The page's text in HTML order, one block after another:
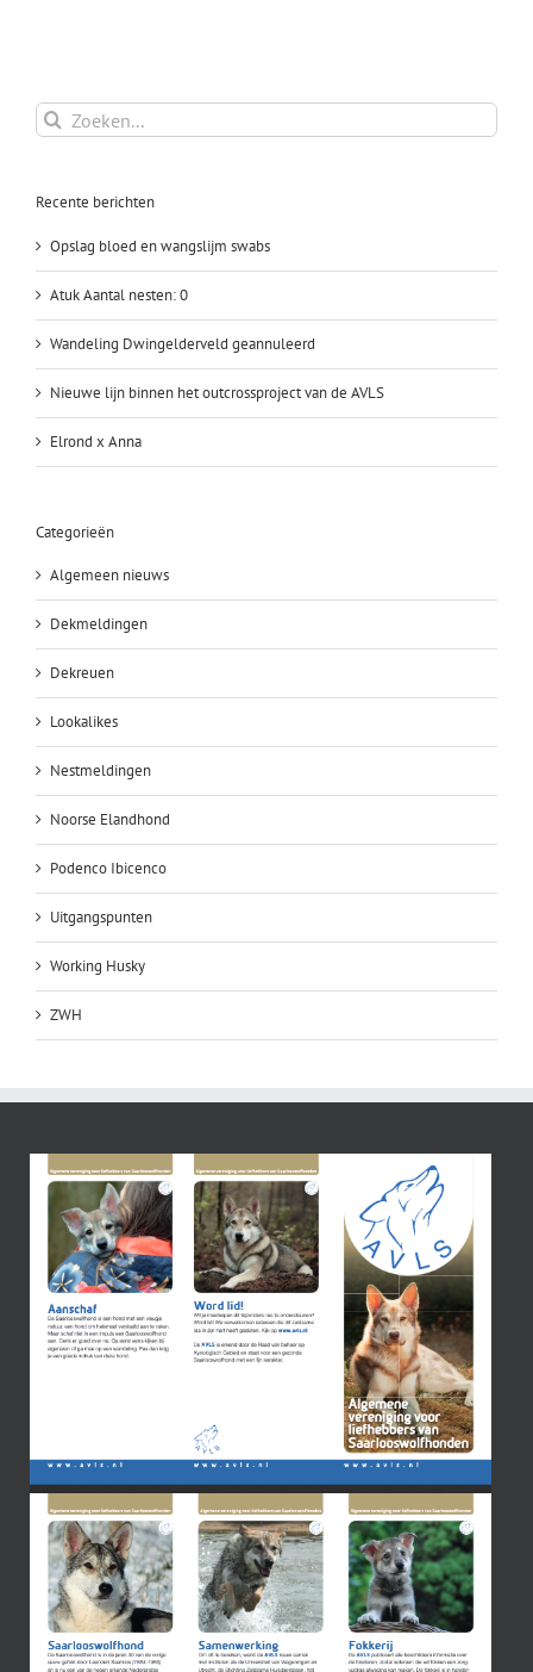
Zoeken
naar:
Recente berichten
Opslag bloed en wangslijm swabs
Atuk Aantal nesten: 0
Wandeling Dwingelderveld geannuleerd
Nieuwe lijn binnen het outcrossproject van de AVLS
Elrond x Anna
Categorieën
Algemeen nieuws
Dekmeldingen
Dekreuen
Lookalikes
Nestmeldingen
Noorse Elandhond
Podenco Ibicenco
Uitgangspunten
Working Husky
ZWH